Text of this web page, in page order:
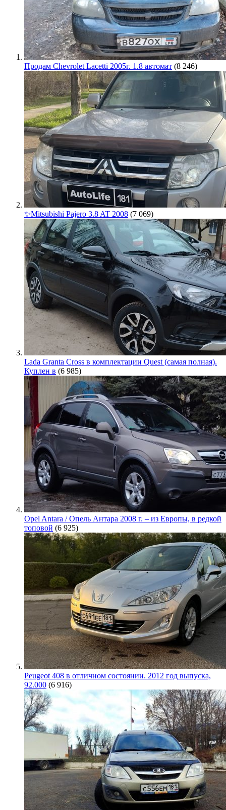
Продам Chevrolet Lacetti 2005г. 1.8 автомат (8 246)
✨Mitsubishi Pajero 3.8 AT 2008 (7 069)
Lada Granta Cross в комплектации Quest (самая полная).
Куплен в (6 985)
Opel Antara / Опель Антара 2008 г. – из Европы, в редкой
топовой (6 925)
Peugeot 408 в отличном состоянии. 2012 год выпуска,
92.000 (6 916)